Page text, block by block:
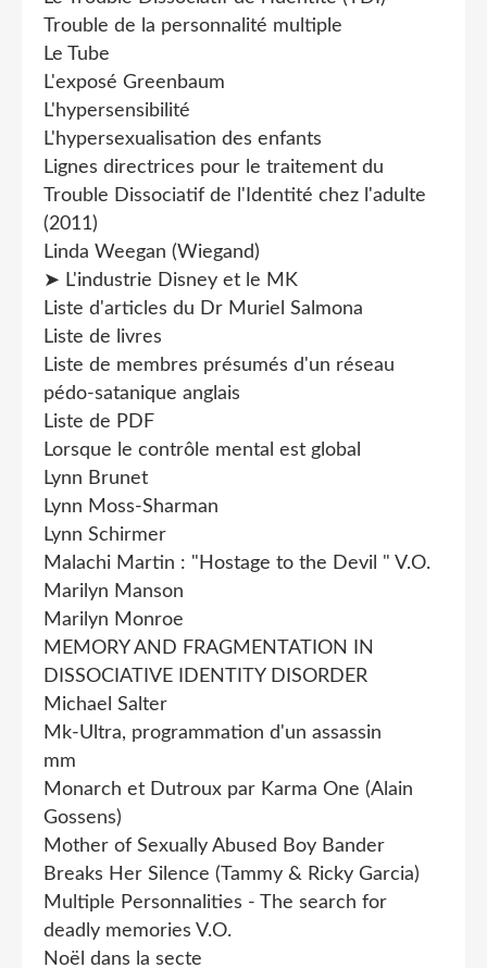
Trouble de la personnalité multiple
Le Tube
L'exposé Greenbaum
L'hypersensibilité
L'hypersexualisation des enfants
Lignes directrices pour le traitement du
Trouble Dissociatif de l'Identité chez l'adulte
(2011)
Linda Weegan (Wiegand)
➤ L'industrie Disney et le MK
Liste d'articles du Dr Muriel Salmona
Liste de livres
Liste de membres présumés d'un réseau
pédo-satanique anglais
Liste de PDF
Lorsque le contrôle mental est global
Lynn Brunet
Lynn Moss-Sharman
Lynn Schirmer
Malachi Martin : "Hostage to the Devil " V.O.
Marilyn Manson
Marilyn Monroe
MEMORY AND FRAGMENTATION IN
DISSOCIATIVE IDENTITY DISORDER
Michael Salter
Mk-Ultra, programmation d'un assassin
mm
Monarch et Dutroux par Karma One (Alain
Gossens)
Mother of Sexually Abused Boy Bander
Breaks Her Silence (Tammy & Ricky Garcia)
Multiple Personnalities - The search for
deadly memories V.O.
Noël dans la secte